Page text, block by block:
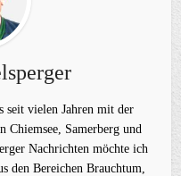
seit vielen Jahren mit der
Chiemsee, Samerberg und
Nachrichten möchte ich
den Bereichen Brauchtum,